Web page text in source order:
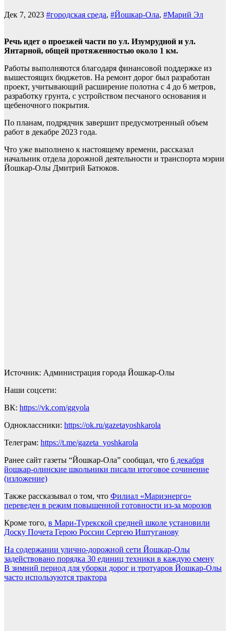
Дек 7, 2023 #городская среда, #Йошкар-Ола, #Марий Эл
Речь идет о проезжей части по ул. Изумрудной и ул.
Янтарной, общей протяженностью около 1 км.
Работы выполняются благодаря финансовой поддержке из
вышестоящих бюджетов. На ремонт дорог был разработан
проект, учитывающий расширение полотна с 4 до 6 метров,
разработку грунта, с устройством песчаного основания и
щебеночного покрытия.
По планам, подрядчик завершит предусмотренный объем
работ в декабре 2023 года.
Что уже выполнено к настоящему времени, рассказал
начальник отдела дорожной деятельности и транспорта мэрии
Йошкар-Олы Дмитрий Батюков.
Источник: Администрация города Йошкар-Олы
Наши соцсети:
ВК: https://vk.com/ggyola
Одноклассники: https://ok.ru/gazetayoshkarola
Телеграм: https://t.me/gazeta_yoshkarola
Ранее сайт газеты “Йошкар-Ола” сообщал, что 6 декабря
йошкар-олинские школьники писали итоговое сочинение
(изложение)
Также рассказывал о том, что Филиал «Мариэнерго»
переведен в режим повышенной готовности из-за морозов
Кроме того, в Мари-Турекской средней школе установили
Доску Почета Герою России Сергею Иштуганову
Навигация
по
записям
На содержании улично-дорожной сети Йошкар-Олы
задействовано порядка 30 единиц техники в каждую смену
В зимний период для уборки дорог и тротуаров Йошкар-Олы
часто используются трактора